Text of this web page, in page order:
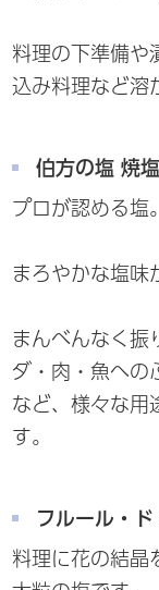
料理の下準備や
込み料理など溶
伯方の塩 焼
プロが認める塩。
まろやかな塩味
まんべんなく振
ダ・肉・魚への
など、様々な用
す。
フルール・
料理に花の結晶